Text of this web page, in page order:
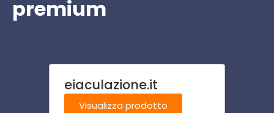
premium
eiaculazione.it
Visualizza prodotto